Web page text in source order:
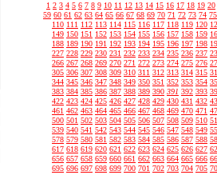
1 2 3 4 5 6 7 8 9 10 11 12 13 14 15 16 17 18 19 20
59 60 61 62 63 64 65 66 67 68 69 70 71 72 73 74 75
110 111 112 113 114 115 116 117 118 119 120
149 150 151 152 153 154 155 156 157 158 159
188 189 190 191 192 193 194 195 196 197 198
227 228 229 230 231 232 233 234 235 236 237
266 267 268 269 270 271 272 273 274 275 276
305 306 307 308 309 310 311 312 313 314 315
344 345 346 347 348 349 350 351 352 353 354
383 384 385 386 387 388 389 390 391 392 393
422 423 424 425 426 427 428 429 430 431 432
461 462 463 464 465 466 467 468 469 470 471
500 501 502 503 504 505 506 507 508 509 510
539 540 541 542 543 544 545 546 547 548 549
578 579 580 581 582 583 584 585 586 587 588
617 618 619 620 621 622 623 624 625 626 627
656 657 658 659 660 661 662 663 664 665 666
695 696 697 698 699 700 701 702 703 704 705